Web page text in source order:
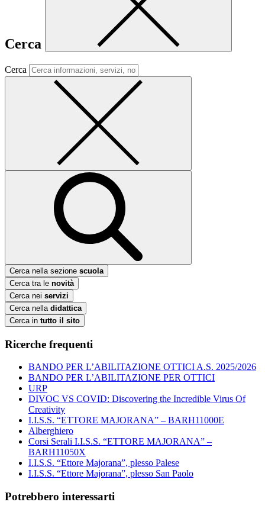
Cerca
Cerca
Cerca nella sezione scuola
Cerca tra le novità
Cerca nei servizi
Cerca nella didattica
Cerca in tutto il sito
Ricerche frequenti
BANDO PER L’ABILITAZIONE OTTICI A.S. 2025/2026
BANDO PER L’ABILITAZIONE PER OTTICI
URP
DIVOC VS COVID: Discovering the Incredible Virus Of
Creativity
I.I.S.S. “ETTORE MAJORANA” – BARH11000E
Alberghiero
Corsi Serali I.I.S.S. “ETTORE MAJORANA” –
BARH11050X
I.I.S.S. “Ettore Majorana”, plesso Palese
I.I.S.S. “Ettore Majorana”, plesso San Paolo
Potrebbero interessarti